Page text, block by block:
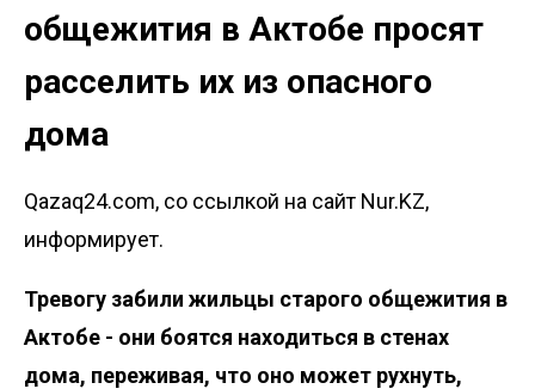
общежития в Актобе просят
расселить их из опасного
дома
Qazaq24.com, со ссылкой на сайт Nur.KZ,
информирует.
Тревогу забили жильцы старого общежития в
Актобе - они боятся находиться в стенах
дома, переживая, что оно может рухнуть,